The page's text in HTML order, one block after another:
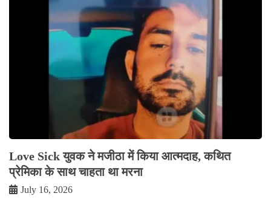
Love Sick युवक ने मजीठा में किया आत्मदाह, कथित
प्रेमिका के साथ चाहता था मरना
July 16, 2026